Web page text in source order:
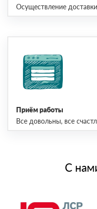
Осуществление
Приём работы
Все довольны, все
С